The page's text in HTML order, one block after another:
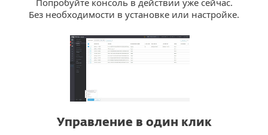
Попробуйте консоль в действии уже сейчас.
Без необходимости в установке или настройке.
Управление в один клик